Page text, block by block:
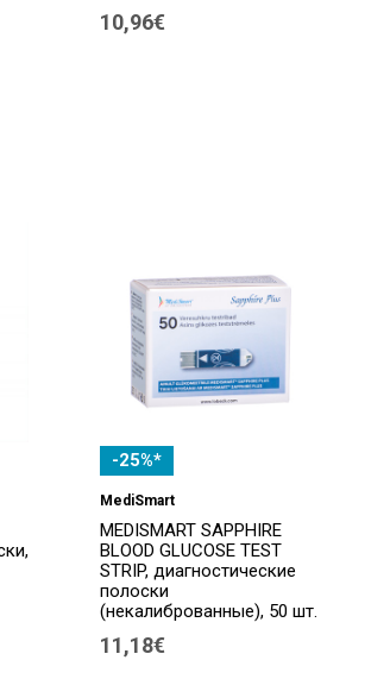
10,96€
-25%*
MediSmart
MEDISMART SAPPHIRE
BLOOD GLUCOSE TEST
STRIP, диагностические
полоски
(некалиброванные), 50 шт.
11,18€